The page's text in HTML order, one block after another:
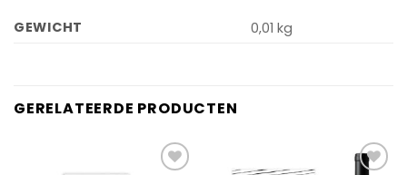
GEWICHT 0,01 kg
GERELATEERDE PRODUCTEN